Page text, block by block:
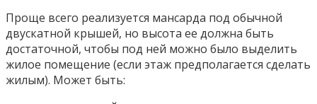
Проще всего реализуется мансарда под обычной
двускатной крышей, но высота ее должна быть
достаточной, чтобы под ней можно было выделить
жилое помещение (если этаж предполагается сделать
жилым). Может быть: